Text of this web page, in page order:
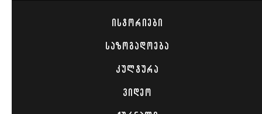
ᲘᲡᲢᲝᲠᲘᲔᲑᲘ
ᲡᲐᲖᲝᲒᲐᲓᲝᲔᲑᲐ
ᲙᲣᲚᲢᲣᲠᲐ
ᲕᲘᲓᲔᲝ